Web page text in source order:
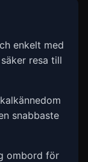
enkelt med
resa till
snabbaste
ombord för